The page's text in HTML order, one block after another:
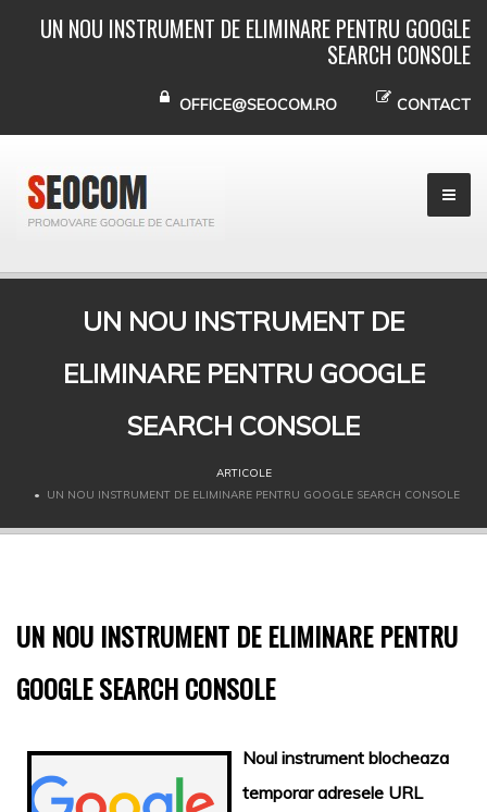
UN NOU INSTRUMENT DE ELIMINARE PENTRU GOOGLE
SEARCH CONSOLE
OFFICE@SEOCOM.RO CONTACT
UN NOU INSTRUMENT DE
ELIMINARE PENTRU GOOGLE
SEARCH CONSOLE
ARTICOLE
UN NOU INSTRUMENT DE ELIMINARE PENTRU GOOGLE SEARCH CONSOLE
UN NOU INSTRUMENT DE ELIMINARE PENTRU
GOOGLE SEARCH CONSOLE
Noul instrument blocheaza
temporar adresele URL